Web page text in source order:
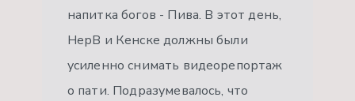
напитка богов - Пива. В этот день,
НерВ и Кенске должны были
усиленно снимать видеорепортаж
о пати. Подразумевалось, что